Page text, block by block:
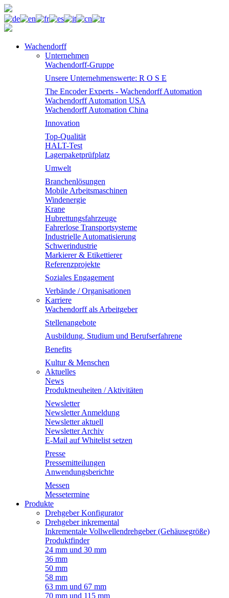
Wachendorff
Unternehmen
Wachendorff-Gruppe
Unsere Unternehmenswerte: R O S E
The Encoder Experts - Wachendorff Automation
Wachendorff Automation USA
Wachendorff Automation China
Innovation
Top-Qualität
HALT-Test
Lagerpaketprüfplatz
Umwelt
Branchenlösungen
Mobile Arbeitsmaschinen
Windenergie
Krane
Hubrettungsfahrzeuge
Fahrerlose Transportsysteme
Industrielle Automatisierung
Schwerindustrie
Markierer & Etikettierer
Referenzprojekte
Soziales Engagement
Verbände / Organisationen
Karriere
Wachendorff als Arbeitgeber
Stellenangebote
Ausbildung, Studium und Berufserfahrene
Benefits
Kultur & Menschen
Aktuelles
News
Produktneuheiten / Aktivitäten
Newsletter
Newsletter Anmeldung
Newsletter aktuell
Newsletter Archiv
E-Mail auf Whitelist setzen
Presse
Pressemitteilungen
Anwendungsberichte
Messen
Messetermine
Produkte
Drehgeber Konfigurator
Drehgeber inkremental
Inkrementale Vollwellendrehgeber (Gehäusegröße)
Produktfinder
24 mm und 30 mm
36 mm
50 mm
58 mm
63 mm und 67 mm
70 mm und 115 mm